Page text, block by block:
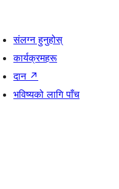
संलग्न हुनुहोस्
कार्यक्रमहरू
दान ↗
भविष्यको लागि पाँच